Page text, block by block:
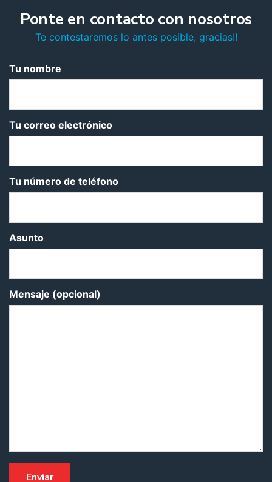
Ponte en contacto con nosotros
Te contestaremos lo antes posible, gracias!!
Tu nombre
Tu correo electrónico
Tu número de teléfono
Asunto
Mensaje (opcional)